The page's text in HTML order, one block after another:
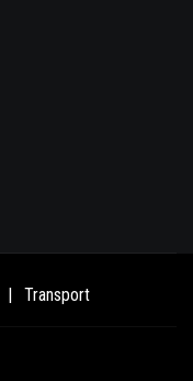
Transport